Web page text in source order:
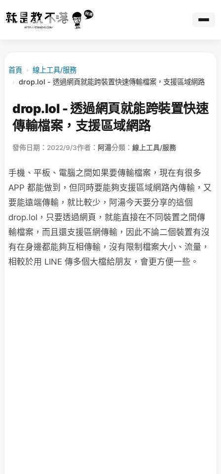
首頁 › 線上工具/服務
› drop.lol - 透過網頁就能跨裝置快速傳輸檔案，支援區域網路
drop.lol - 透過網頁就能跨裝置快速
傳輸檔案，支援區域網路
發佈日期：2022/9/3作者： 阿湯分類： 線上工具/服務
手機、平板、電腦之間如果要傳輸檔案，現在有很多
APP 都能做到，但同時要能夠支援區域網路內傳輸，又
要能遠端傳輸，就比較少，阿湯今天要分享的這個
drop.lol，只要透過網頁，就能直接在不同裝置之間傳
輸檔案，而且還支援區網傳輸，因此不論二個裝置有沒
有在身邊都能夠互相傳輸，沒有限制檔案大小、流量，
相較於用 LINE 傳多個大檔給朋友，會更方便一些。